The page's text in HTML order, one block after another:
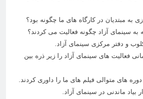
مبتدیان در کارگاه های ما چگونه بود؟
سینمای آزاد چگونه فعالیت می کردند؟
و دفتر مرکزی سینمای آزاد.
فعالیت های سینمای آزاد را زیر ذره بین
های متوالی فیلم های ما را داوری کردند.
بیاد ماندنی در سینمای آزاد.